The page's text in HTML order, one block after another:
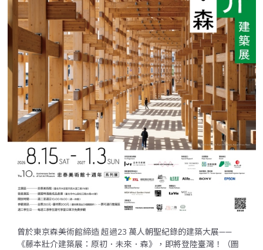
曾於東京森美術館締造 超過23 萬人朝聖紀錄的建築大展——
《藤本壯介建築展：原初．未來．森》，即將登陸臺灣！（圖